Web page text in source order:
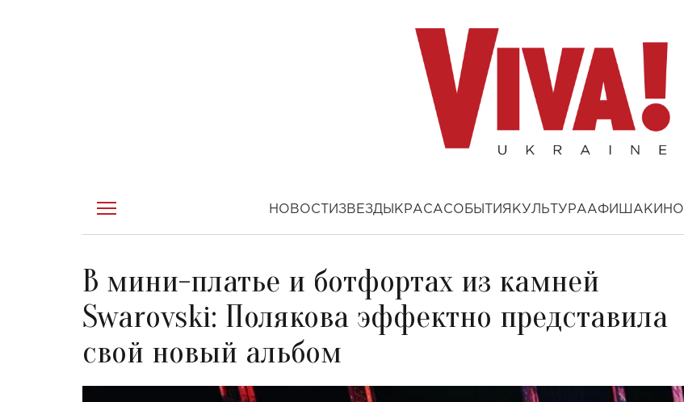
НОВОСТИ ЗВЕЗДЫ КРАСАСОБЫТИЯ КУЛЬТУРААФИША КИНО
В мини-платье и ботфортах из камней
Swarovski: Полякова эффектно представила
свой новый альбом